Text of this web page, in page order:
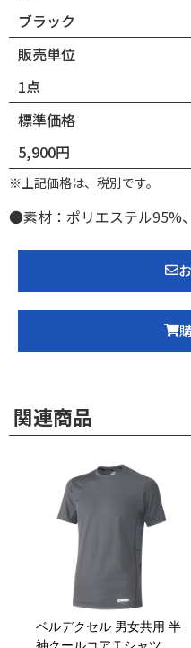
ブラック
販売単位
1点
標準価格
5,900円
※上記価格は、税別です。
●素材：ポリエステル95%
関連商品
ベルデクセル 男女共用 半